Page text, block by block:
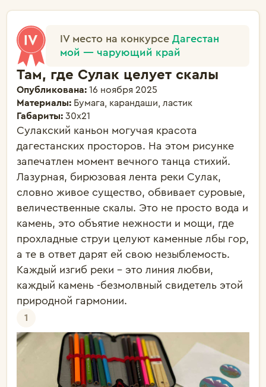
IV место на конкурсе Дагестан
мой — чарующий край
Там, где Сулак целует скалы
Опубликована: 16 ноября 2025
Материалы: Бумага, карандаши, ластик
Габариты: 30x21
Сулакский каньон могучая красота
дагестанских просторов. На этом рисунке
запечатлен момент вечного танца стихий.
Лазурная, бирюзовая лента реки Сулак,
словно живое существо, обвивает суровые,
величественные скалы. Это не просто вода и
камень, это объятие нежности и мощи, где
прохладные струи целуют каменные лбы гор,
а те в ответ дарят ей свою незыблемость.
Каждый изгиб реки - это линия любви,
каждый камень -безмолвный свидетель этой
природной гармонии.
1